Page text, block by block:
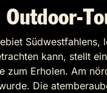
Outdoor-
kann, stellt
zum Erholen. Am
Die